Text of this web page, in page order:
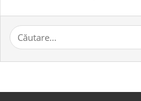
Caută
după: